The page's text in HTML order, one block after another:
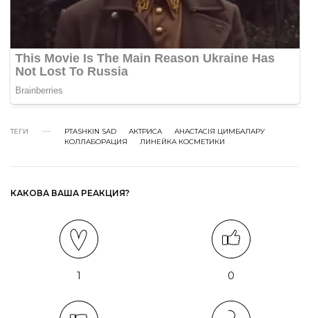
ТЕГИ PTASHKIN SAD АКТРИСА
АНАСТАСІЯ ЦИМБАЛАРУ
КОЛЛАБОРАЦИЯ
ЛИНЕЙКА КОСМЕТИКИ
КАКОВА ВАША РЕАКЦИЯ?
1 0